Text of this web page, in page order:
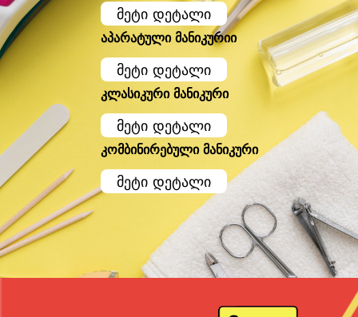
მეტი დეტალი
აპარატული მანიკურიი
მეტი დეტალი
კლასიკური მანიკური
მეტი დეტალი
კომბინირებული მანიკური
მეტი დეტალი